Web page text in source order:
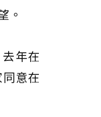
。
年在
意在